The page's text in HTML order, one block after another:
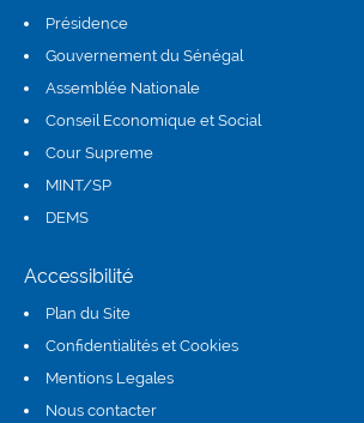
Présidence
Gouvernement du Sénégal
Assemblée Nationale
Conseil Economique et Social(link is external)
Cour Supreme
MINT/SP
DEMS
Accessibilité
Plan du Site
Confidentialités et Cookies
Mentions Legales
Nous contacter